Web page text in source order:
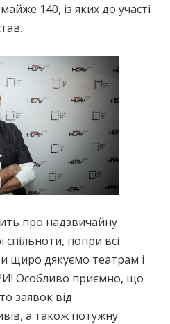
140, із яких до участі
про надзвичайну
спільноти, попри всі
щиро дякуємо театрам і
Особливо приємно, що
заявок від
а також потужну